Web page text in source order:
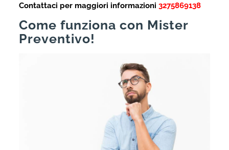
Contattaci per maggiori informazioni 3275869138
Come funziona con Mister
Preventivo!